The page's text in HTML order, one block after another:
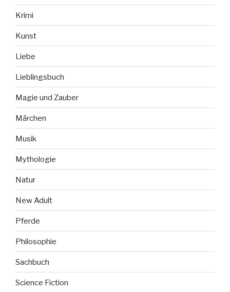
Krimi
Kunst
Liebe
Lieblingsbuch
Magie und Zauber
Märchen
Musik
Mythologie
Natur
New Adult
Pferde
Philosophie
Sachbuch
Science Fiction